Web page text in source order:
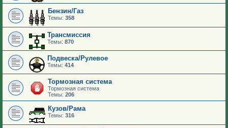
Бензин/Газ
Темы: 358
Трансмиссия
Темы: 870
Подвеска/Рулевое
Темы: 414
Тормозная система
Тормозная система
Темы: 206
Кузов/Рама
Темы: 316